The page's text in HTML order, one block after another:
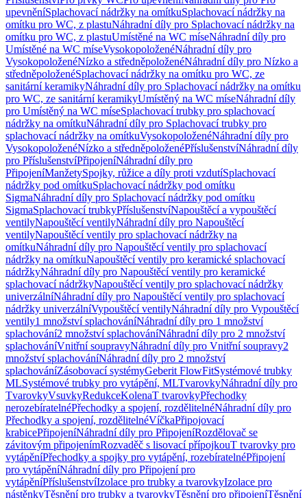
upevněníSplachovací nádržky na omítkuSplachovací nádržky na
omítku pro WC, z plastuNáhradní díly pro Splachovací nádržky na
omítku pro WC, z plastuUmístěné na WC míseNáhradní díly pro
Umístěné na WC míseVysokopoloženéNáhradní díly pro
VysokopoloženéNízko a středněpoloženéNáhradní díly pro Nízko a
středněpoloženéSplachovací nádržky na omítku pro WC, ze
sanitární keramikyNáhradní díly pro Splachovací nádržky na omítku
pro WC, ze sanitární keramikyUmístěný na WC míseNáhradní díly
pro Umístěný na WC míseSplachovací trubky pro splachovací
nádržky na omítkuNáhradní díly pro Splachovací trubky pro
splachovací nádržky na omítkuVysokopoloženéNáhradní díly pro
VysokopoloženéNízko a středněpoloženéPříslušenstvíNáhradní díly
pro PříslušenstvíPřipojeníNáhradní díly pro
PřipojeníManžetySpojky, růžice a díly proti vzdutíSplachovací
nádržky pod omítkuSplachovací nádržky pod omítku
SigmaNáhradní díly pro Splachovací nádržky pod omítku
SigmaSplachovací trubkyPříslušenstvíNapouštěcí a vypouštěcí
ventilyNapouštěcí ventilyNáhradní díly pro Napouštěcí
ventilyNapouštěcí ventily pro splachovací nádržky na
omítkuNáhradní díly pro Napouštěcí ventily pro splachovací
nádržky na omítkuNapouštěcí ventily pro keramické splachovací
nádržkyNáhradní díly pro Napouštěcí ventily pro keramické
splachovací nádržkyNapouštěcí ventily pro splachovací nádržky
univerzálníNáhradní díly pro Napouštěcí ventily pro splachovací
nádržky univerzálníVypouštěcí ventilyNáhradní díly pro Vypouštěcí
ventily1 množství splachováníNáhradní díly pro 1 množství
splachování2 množství splachováníNáhradní díly pro 2 množství
splachováníVnitřní soupravyNáhradní díly pro Vnitřní soupravy2
množství splachováníNáhradní díly pro 2 množství
splachováníZásobovací systémyGeberit FlowFitSystémové trubky
MLSystémové trubky pro vytápění, MLTvarovkyNáhradní díly pro
TvarovkyVsuvkyRedukceKolenaT tvarovkyPřechodky
nerozebíratelnéPřechodky a spojení, rozdělitelnéNáhradní díly pro
Přechodky a spojení, rozdělitelnéVíčkaPřipojovací
krabicePřipojeníNáhradní díly pro PřipojeníRozdělovač se
závitovým připojenímRozvaděč s lisovací přípojkouT tvarovky pro
vytápěníPřechodky a spojky pro vytápění, rozebíratelnéPřipojení
pro vytápěníNáhradní díly pro Připojení pro
vytápěníPříslušenstvíIzolace pro trubky a tvarovkyIzolace pro
nástěnkyTěsnění pro trubky a tvarovkyTěsnění pro připojeníTěsnění